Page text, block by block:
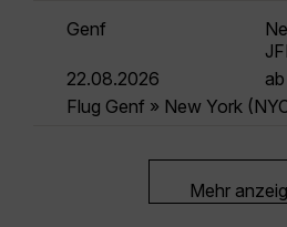
Genf
22.08.2026
Flug Genf » New York
Mehr